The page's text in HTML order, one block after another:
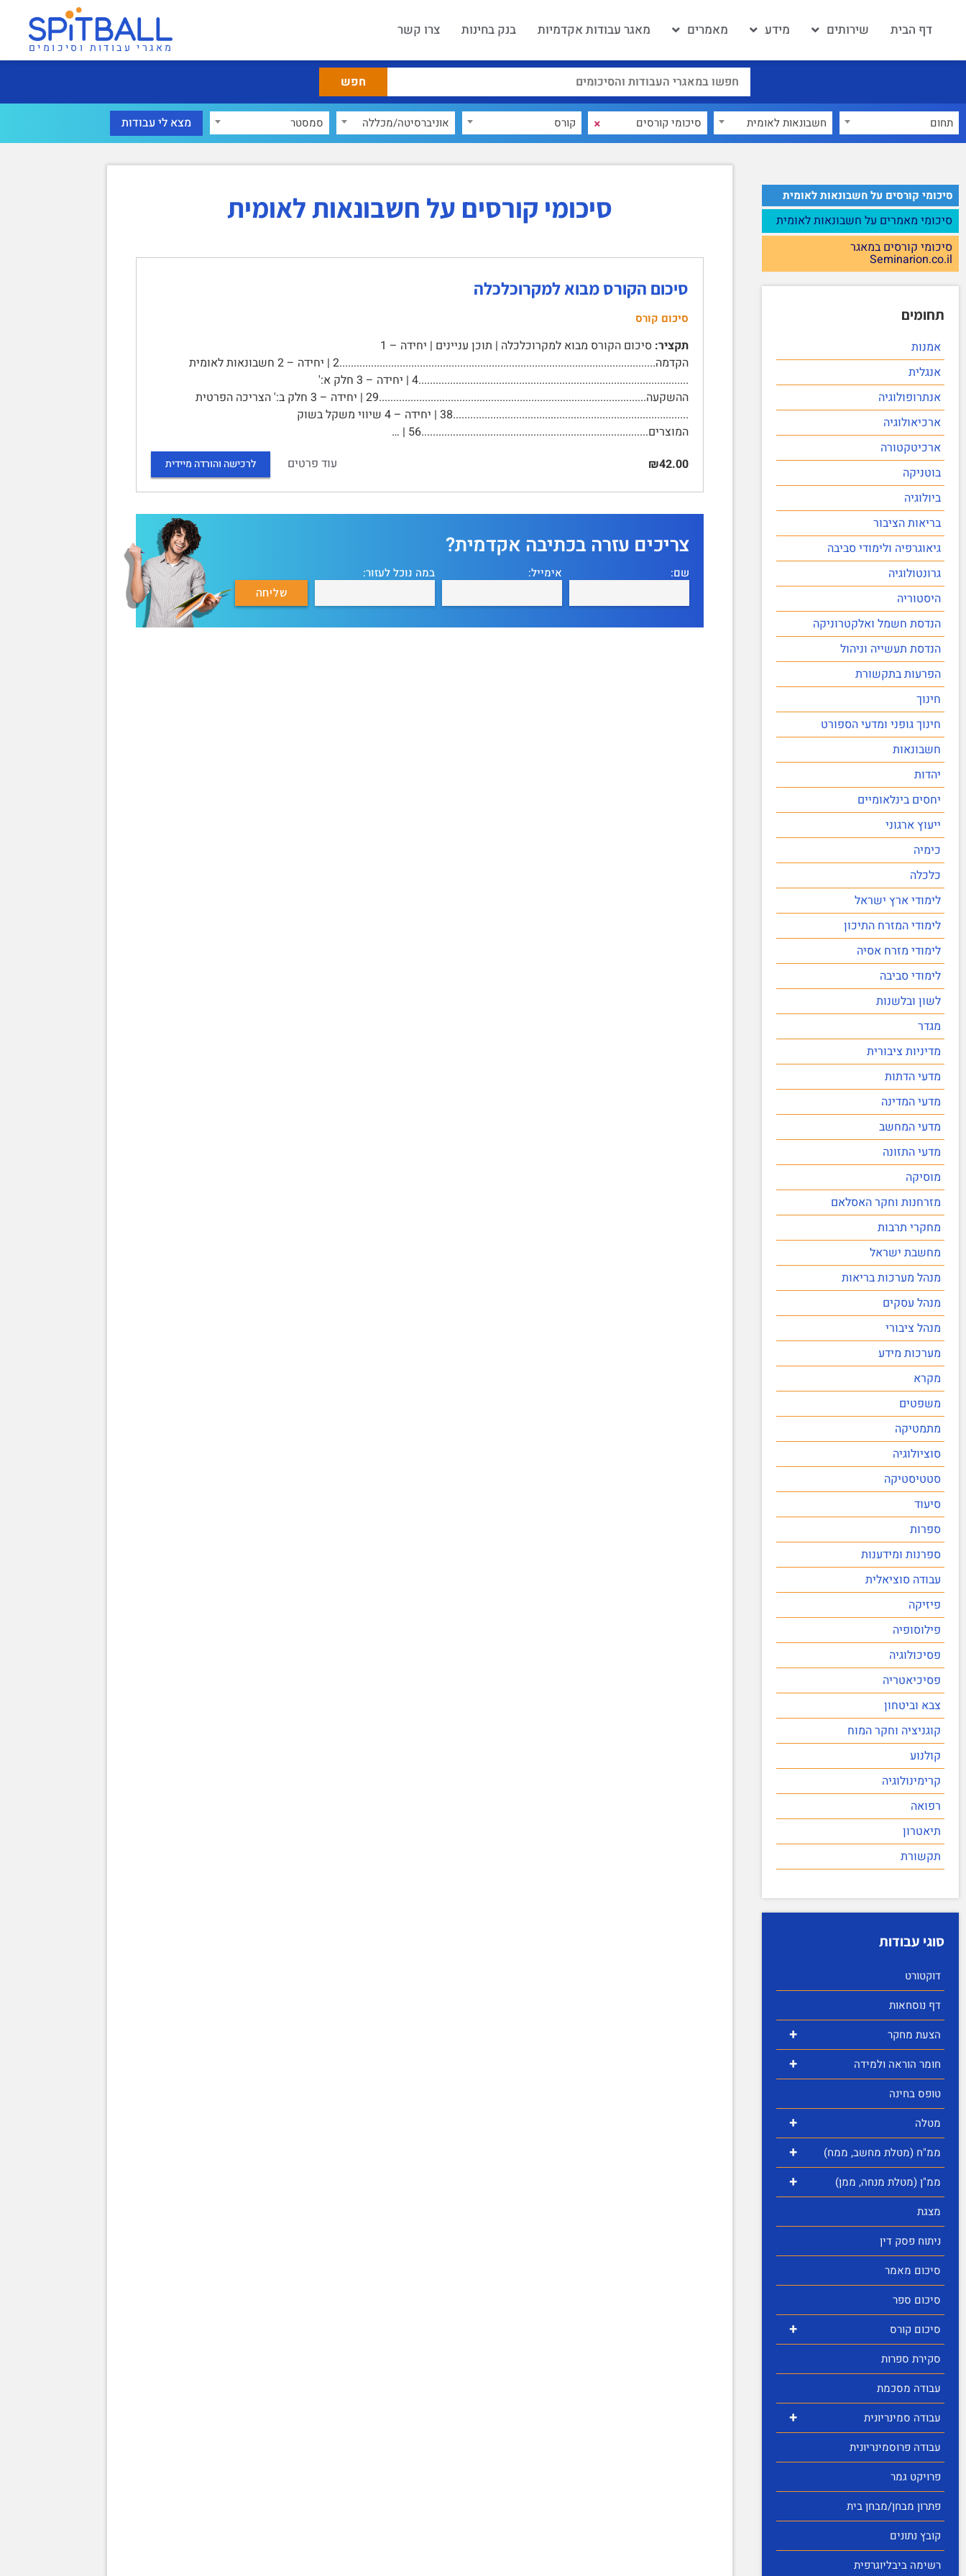
דף הבית שירותים מידע מאמרים מאגר עבודות אקדמיות בנק בחינות צרו קשר
מאגרי עבודות וסיכומים
תחום חשבונאות לאומית × קורס אוניברסיטה/מכללה סמסטר
סיכומי קורסים על חשבונאות לאומית
סיכומי מאמרים על חשבונאות לאומית
סיכומי קורסים במאגר
Seminarion.co.il
תחומים
אמנות
אנגלית
אנתרופולוגיה
ארכיאולוגיה
ארכיטקטורה
בוטניקה
ביולוגיה
בריאות הציבור
גיאוגרפיה ולימודי סביבה
גרונטולוגיה
היסטוריה
הנדסת חשמל ואלקטרוניקה
הנדסת תעשייה וניהול
הפרעות בתקשורת
חינוך
חינוך גופני ומדעי הספורט
חשבונאות
יהדות
יחסים בינלאומיים
ייעוץ ארגוני
כימיה
כלכלה
לימודי ארץ ישראל
לימודי המזרח התיכון
לימודי מזרח אסיה
לימודי סביבה
לשון ובלשנות
מגדר
מדיניות ציבורית
מדעי הדתות
מדעי המדינה
מדעי המחשב
מדעי התזונה
מוסיקה
מזרחנות וחקר האסלאם
מחקרי תרבות
מחשבת ישראל
מנהל מערכות בריאות
מנהל עסקים
מנהל ציבורי
מערכות מידע
מקרא
משפטים
מתמטיקה
סוציולוגיה
סטטיסטיקה
סיעוד
ספרות
ספרנות ומידענות
עבודה סוציאלית
פיזיקה
פילוסופיה
פסיכולוגיה
פסיכיאטריה
צבא וביטחון
קוגניציה וחקר המוח
קולנוע
קרימינולוגיה
רפואה
תיאטרון
תקשורת
סוגי עבודות
דוקטורט
דף נוסחאות
+ הצעת מחקר
+
חומר הוראה ולמידה
טופס בחינה
+ מטלה
+ ממ"ח (מטלת מחשב, ממח)
+
ממ"ן (מטלת מנחה, ממן)
מצגת
ניתוח פסק דין
סיכום מאמר
סיכום ספר
+
סיכום קורס
סקירת ספרות
עבודה מסכמת
+
עבודה סמינריונית
עבודה פרוסמינריונית
פרויקט גמר
פתרון מבחן/מבחן בית
קובץ נתונים
רשימה ביבליוגרפית
סיכומי קורסים על חשבונאות לאומית
סיכום הקורס מבוא למקרוכלכלה
סיכום קורס
תקציר:
סיכום הקורס מבוא למקרוכלכלה | תוכן עניינים | יחידה – 1
הקדמה..............................................................................................................2 | יחידה – 2 חשבונאות לאומית
..............................................................................................4 | יחידה – 3 חלק א:'
ההשקעה.............................................................................................29 | יחידה – 3 חלק ב:' הצריכה הפרטית
..................................................................................38 | יחידה – 4 שיווי משקל בשוק
המוצרים...............................................................................56 | …
₪42.00
עוד פרטים לרכישה והורדה מיידית
צריכים עזרה בכתיבה אקדמית?
שם: אימייל: במה נוכל לעזור: